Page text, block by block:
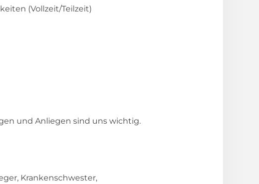
(Vollzeit/Teilzeit)
und Anliegen sind uns wichtig.
Krankenschwester,